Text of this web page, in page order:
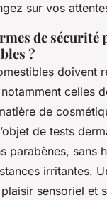
sur vos
de sécurité
?
doivent
celles
de
de tests
parabènes, sans
irritantes.
sensoriel et